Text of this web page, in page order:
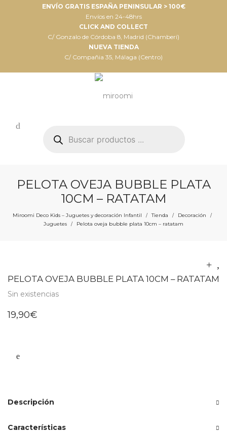
ENVÍO GRATIS ESPAÑA PENINSULAR > 100€
Envíos en 24-48hrs
CLICK AND COLLECT
C/ Gonzalo de Córdoba 8, Madrid (Chamberí)
NUEVA TIENDA
C/ Compañia 35, Málaga (Centro)
productos
PELOTA OVEJA BUBBLE PLATA
10CM – RATATAM
Miroomi Deco Kids – Juguetes y decoración Infantil / Tienda / Decoración /
Juguetes / Pelota oveja bubble plata 10cm – ratatam
PELOTA OVEJA BUBBLE PLATA 10CM – RATATAM
Sin existencias
19,90€
Descripción
Características